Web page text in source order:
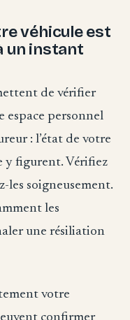
véhicule est
un instant
de vérifier
espace personnel
: l’état de votre
y figurent. Vérifiez
les soigneusement.
les
une résiliation
votre